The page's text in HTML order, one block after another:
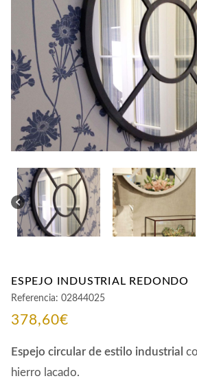
CONTACTO
ESPEJO INDUSTRIAL REDONDO
Referencia: 02844025
378,60€
Espejo circular de estilo industrial
hierro lacado.